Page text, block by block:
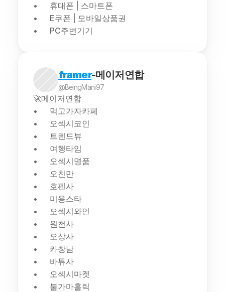
휴대폰 | 스마트폰
E쿠폰 | 모바일상품권
PC주변기기
framer-메이저연합
@BeingMani97
🚀메이저연합
먹고가자카페
오섹시코인
트렌드뷰
여행타임
오섹시명품
오친만
호펜사
미용스타
오섹시와인
원천사
오상사
카창남
바튜사
오섹시마켓
불가마홀릭